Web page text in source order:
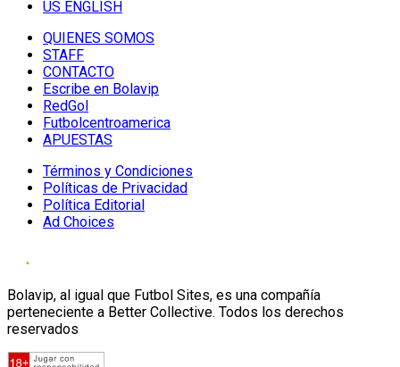
US ENGLISH
QUIENES SOMOS
STAFF
CONTACTO
Escribe en Bolavip
RedGol
Futbolcentroamerica
APUESTAS
Términos y Condiciones
Políticas de Privacidad
Política Editorial
Ad Choices
Bolavip, al igual que Futbol Sites, es una compañía
perteneciente a Better Collective. Todos los derechos
reservados